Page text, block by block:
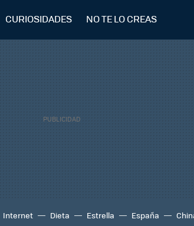
CURIOSIDADES NO TE LO CREAS
Internet Dieta Estrella España